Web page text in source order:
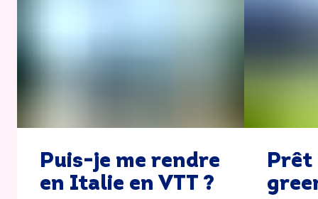
Puis-je me rendre
en Italie en VTT ?
Prêt